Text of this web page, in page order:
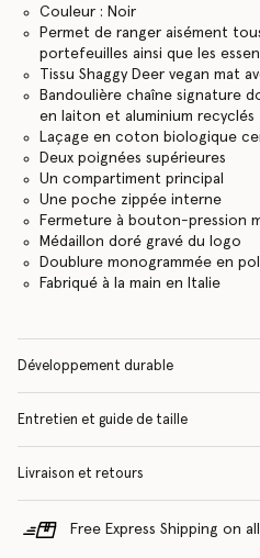
Couleur : Noir
Permet de ranger aisément
portefeuilles ainsi que les
Tissu Shaggy Deer vegan mat
Bandoulière chaîne signature
en laiton et aluminium recyclés
Laçage en coton biologique
Deux poignées supérieures
Un compartiment principal
Une poche zippée interne
Fermeture à bouton-pression
Médaillon doré gravé du logo
Doublure monogrammée en
Fabriqué à la main en Italie
Développement durable
Entretien et guide de taille
Livraison et retours
Free Express Shipping on